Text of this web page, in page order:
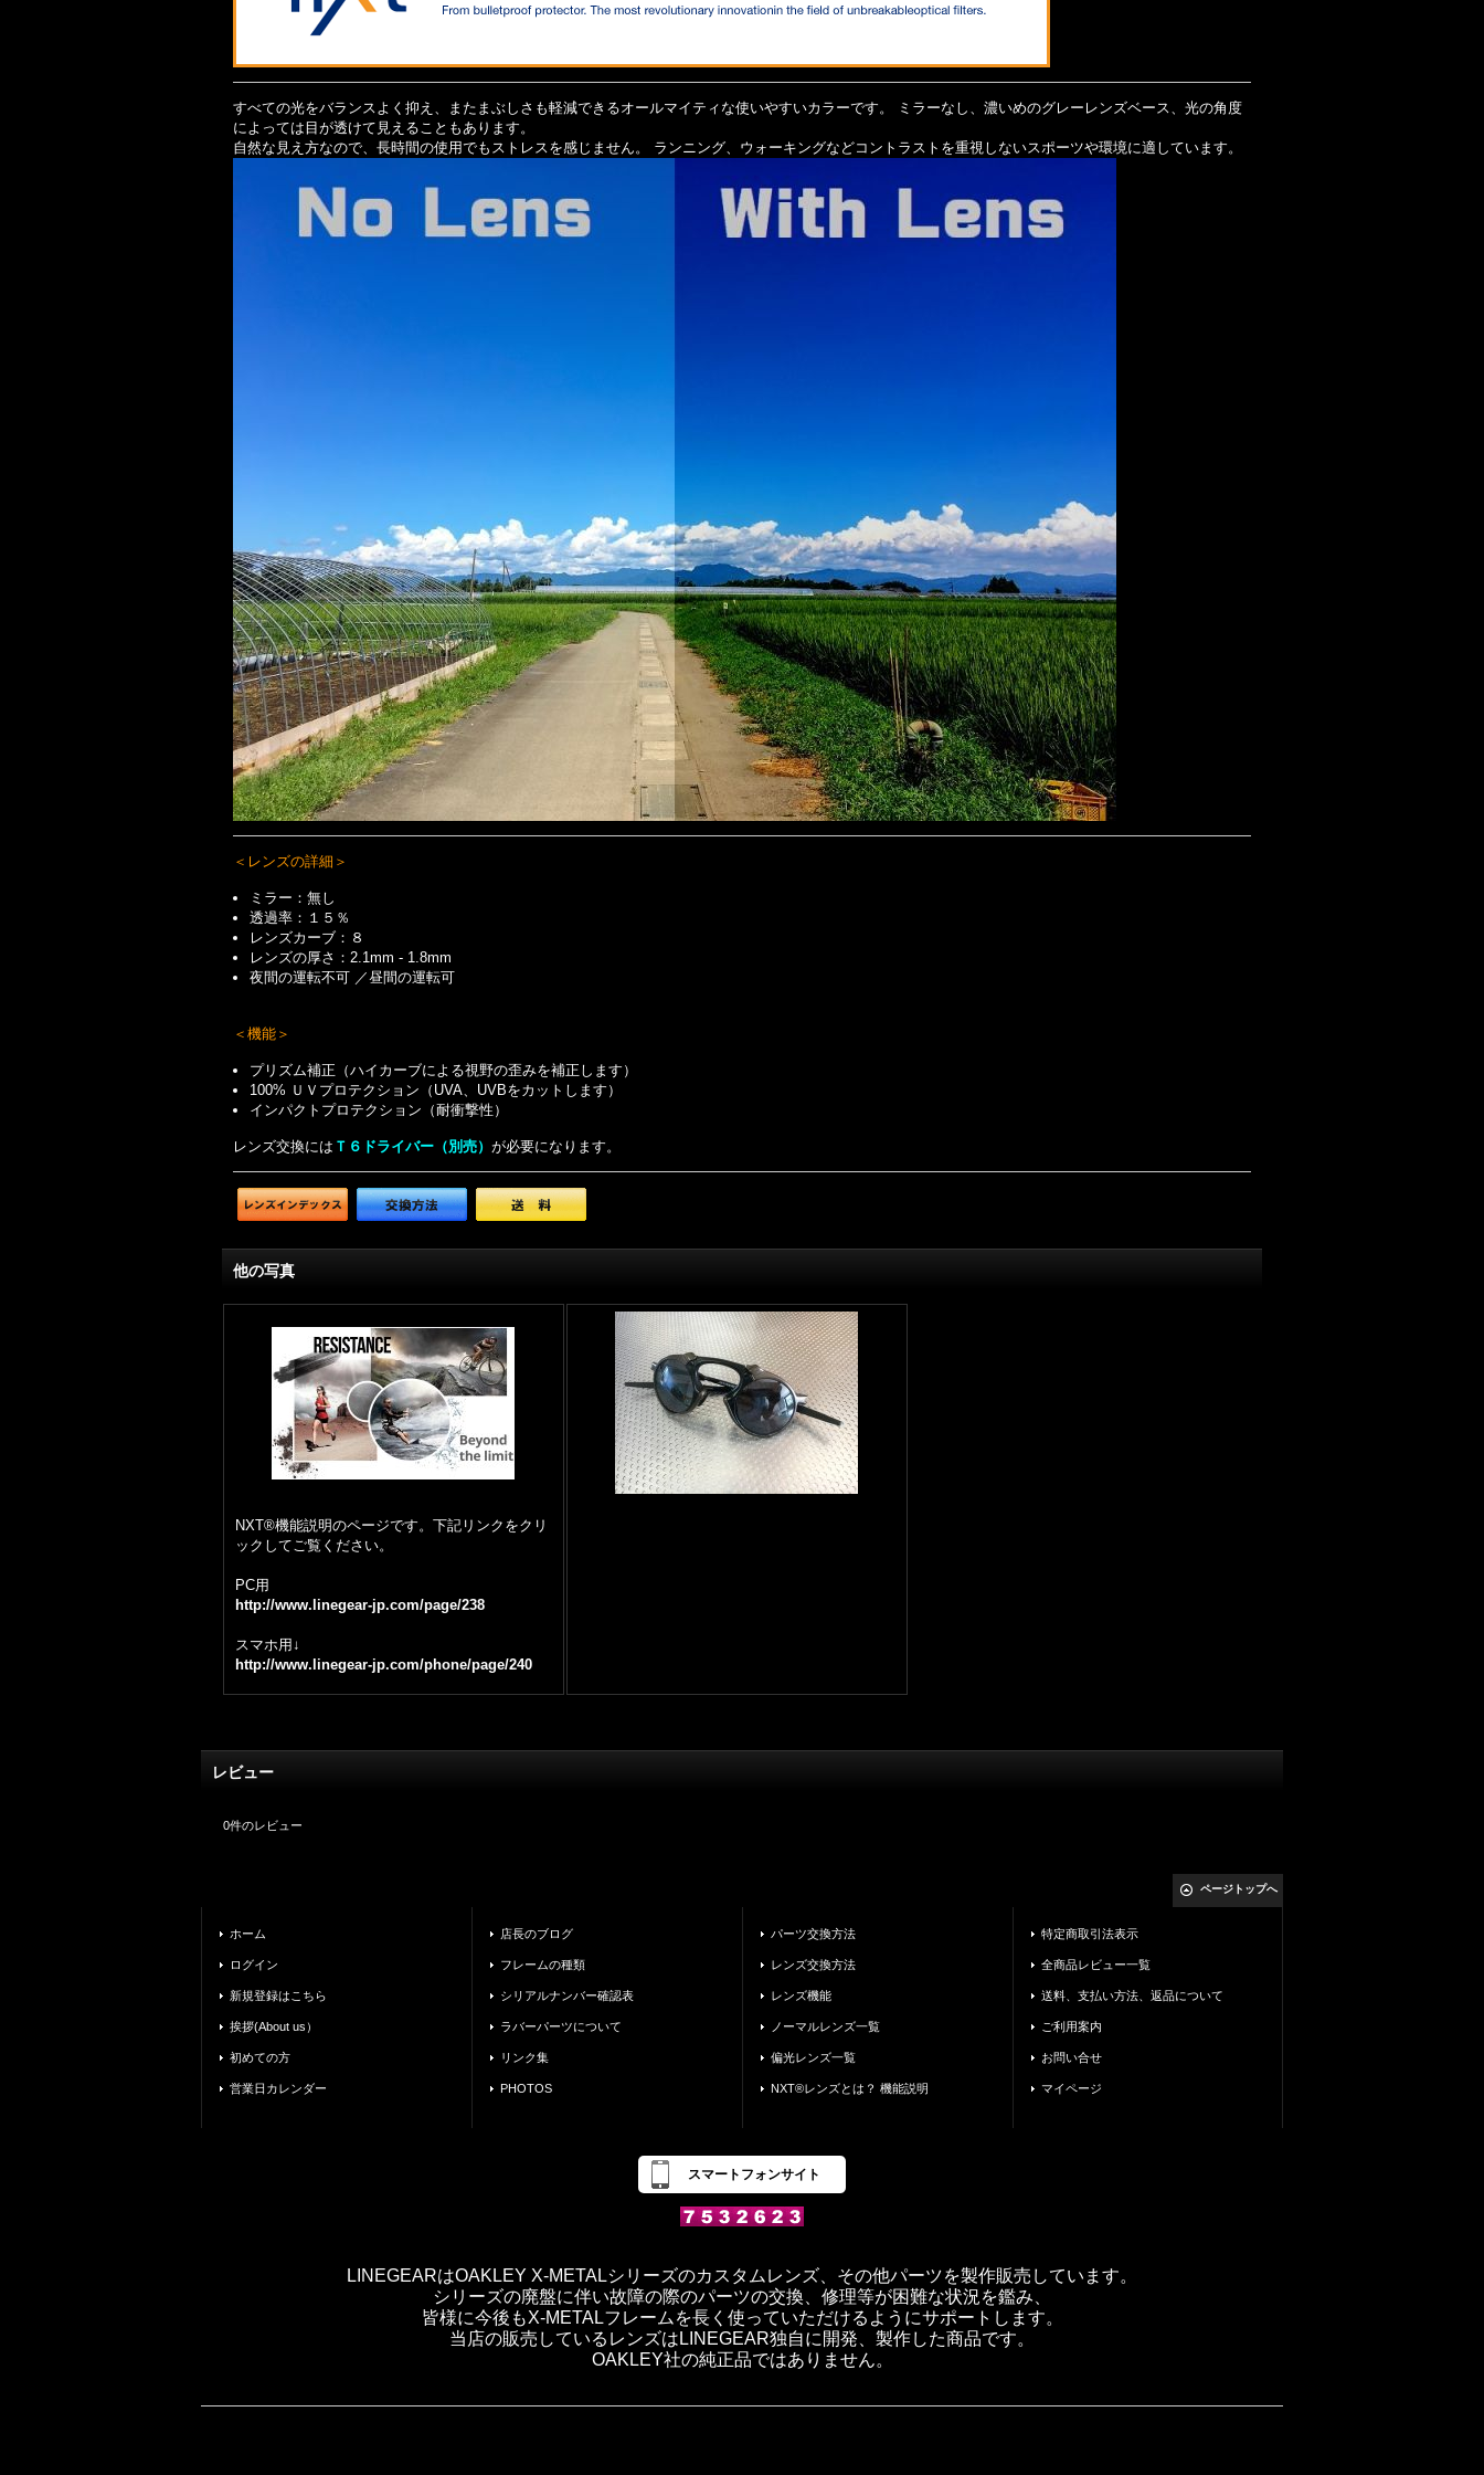
すべての光をバランスよく抑え、またまぶしさも軽減できるオールマイティな使いやすいカラーです。 ミラーなし、濃いめのグレーレンズベース、光の角度
によっては目が透けて見えることもあります。
自然な見え方なので、長時間の使用でもストレスを感じません。 ランニング、ウォーキングなどコントラストを重視しないスポーツや環境に適しています。
＜レンズの詳細＞
ミラー：無し
透過率： １５ ％
レンズカーブ：８
レンズの厚さ：2.1mm - 1.8mm
夜間の運転不可 ／昼間の運転可
＜機能＞
プリズム補正（ハイカーブによる視野の歪みを補正します）
100% ＵＶプロテクション（UVA、UVBをカットします）
インパクトプロテクション（耐衝撃性）
レンズ交換には Ｔ６ドライバー（別売） が必要になります。
他の写真
NXT®機能説明のページです。下記リンクをクリ
ックしてご覧ください。
PC用
http://www.linegear-jp.com/page/238
スマホ用↓
http://www.linegear-jp.com/phone/page/240
レビュー
0件のレビュー
ページトップへ
ホーム
ログイン
新規登録はこちら
挨拶(About us）
初めての方
営業日カレンダー
店長のブログ
フレームの種類
シリアルナンバー確認表
ラバーパーツについて
リンク集
PHOTOS
パーツ交換方法
レンズ交換方法
レンズ機能
ノーマルレンズ一覧
偏光レンズ一覧
NXT®レンズとは？ 機能説明
特定商取引法表示
全商品レビュー一覧
送料、支払い方法、返品について
ご利用案内
お問い合せ
マイページ
スマートフォンサイト
LINEGEARはOAKLEY X-METALシリーズのカスタムレンズ、その他パーツを製作販売しています。
シリーズの廃盤に伴い故障の際のパーツの交換、修理等が困難な状況を鑑み、
皆様に今後もX-METALフレームを長く使っていただけるようにサポートします。
当店の販売しているレンズはLINEGEAR独自に開発、製作した商品です。
OAKLEY社の純正品ではありません。